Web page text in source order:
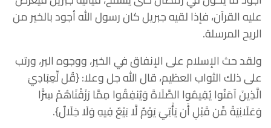
عليه القرآن، فإذا لقيه جبريل كان رسول الله أجود بالخير من
الريح المرسلة.
ولقد حث الإسلام على الإنفاق في الخير، ووجوه البر، ورتب
على ذلك الثواب العظيم، قال الله جل وعلا: {قُل لِّعِبَادِيَ
الَّذِينَ آمَنُوا يُقِيمُوا الصَّلَاةَ وَيُنفِقُوا مِمَّا رَزَقْنَاهُمْ سِرًّا
وَعَلَانِيَةً مِّن قَبْلِ أَن يَأْتِيَ يَوْمٌ لَّا بَيْعٌ فِيهِ وَلَا خِلَالٌ}.